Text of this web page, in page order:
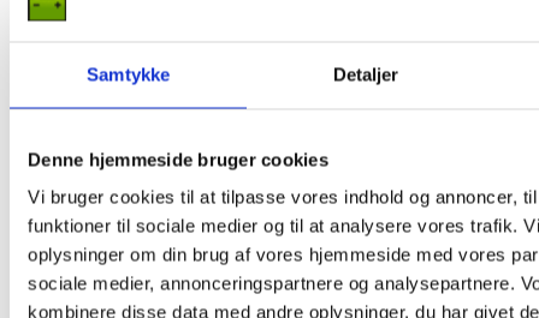
Samtykke Detaljer
Denne hjemmeside bruger cookies
Vi bruger cookies til at tilpasse vores indhold og annoncer,
funktioner til sociale medier og til at analysere vores trafik.
oplysninger om din brug af vores hjemmeside med vores
sociale medier, annonceringspartnere og analysepartnere.
kombinere disse data med andre oplysninger, du har givet